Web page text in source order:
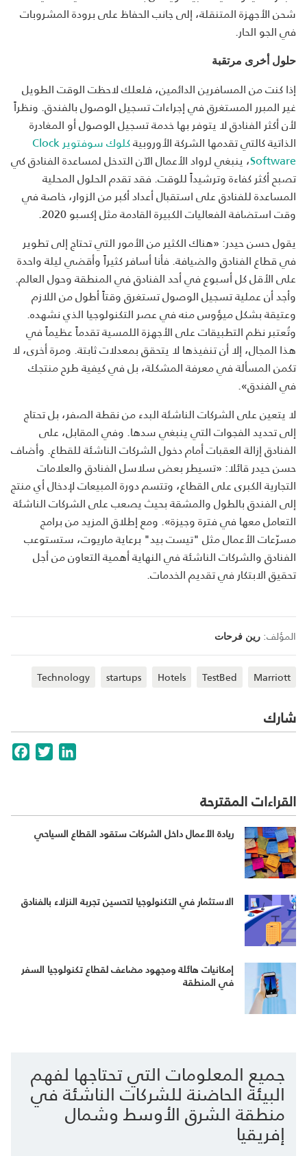
شحن الأجهزة المتنقلة، إلى جانب الحفاظ على برودة المشروبات
في الجو الحار.
حلول أخرى مرتقبة
إذا كنت من المسافرين الدائمين، فلعلك لاحظت الوقت الطويل
غير المبرر المستغرق في إجراءات تسجيل الوصول بالفندق. ونظراً
لأن أكثر الفنادق لا يتوفر بها خدمة تسجيل الوصول أو المغادرة
الذاتية كالتي تقدمها الشركة الأوروبية
كلوك سوفتوير Clock
Software، ينبغي لرواد الأعمال الآن التدخل لمساعدة الفنادق كي
تصبح أكثر كفاءة وترشيداً للوقت. فقد تقدم الحلول المحلية
المساعدة للفنادق على استقبال أعداد أكبر من الزوار، خاصة في
وقت استضافة الفعاليات الكبيرة القادمة مثل إكسبو 2020.
يقول حسن حيدر: «هناك الكثير من الأمور التي تحتاج إلى تطوير
في قطاع الفنادق والضيافة. فأنا أسافر كثيراً وأقضي ليلة واحدة
على الأقل كل أسبوع في أحد الفنادق في المنطقة وحول العالم.
وأجد أن عملية تسجيل الوصول تستغرق وقتاً أطول من اللازم
وعتيقة بشكل ميؤوس منه في عصر التكنولوجيا الذي نشهده.
وتُعتبر نظم التطبيقات على الأجهزة اللمسية تقدماً عظيماً في
هذا المجال، إلا أن تنفيذها لا يتحقق بمعدلات ثابتة. ومرة أخرى، لا
تكمن المسألة في معرفة المشكلة، بل في كيفية طرح منتجك
في الفندق».
لا يتعين على الشركات الناشئة البدء من نقطة الصفر، بل تحتاج
إلى تحديد الفجوات التي ينبغي سدها. وفي المقابل، على
الفنادق إزالة العقبات أمام دخول الشركات الناشئة للقطاع. وأضاف
حسن حيدر قائلا: «تسيطر بعض سلاسل الفنادق والعلامات
التجارية الكبرى على القطاع، وتتسم دورة المبيعات لإدخال أي منتج
إلى الفندق بالطول والمشقة بحيث يصعب على الشركات الناشئة
التعامل معها في فترة وجيزة». ومع إطلاق المزيد من برامج
مسرّعات الأعمال مثل "تيست بيد" برعاية ماريوت، ستستوعب
الفنادق والشركات الناشئة في النهاية أهمية التعاون من أجل
تحقيق الابتكار في تقديم الخدمات.
المؤلف: رين فرحات
Marriott
TestBed
Hotels
startups
Technology
شارك
TwitterLinkedIn
القراءات المقترحة
ريادة الأعمال داخل الشركات ستقود القطاع السياحي
الاستثمار في التكنولوجيا لتحسين تجربة النزلاء بالفنادق
إمكانيات هائلة ومجهود مضاعف لقطاع تكنولوجيا السفر
في المنطقة
جميع المعلومات التي تحتاجها لفهم
البيئة الحاضنة للشركات الناشئة في
منطقة الشرق الأوسط وشمال
إفريقيا